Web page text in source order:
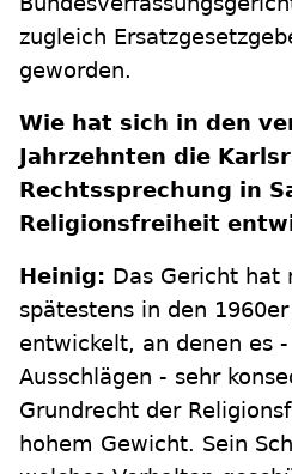
zugleich
geworden.
Wie hat sich in den
Jahrzehnten die
Rechtssprechung in
Religionsfreiheit
Heinig: Das Gericht hat
spätestens in den
entwickelt, an denen es
Ausschlägen - sehr
Grundrecht der
hohem Gewicht. Sein